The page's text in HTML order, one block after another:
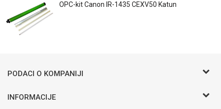
Trenutno nema komentara
OPC-kit Canon IR-1435 CEXV50 Katun
PODACI O KOMPANIJI
BIRO COMMERCE D.O.O
INFORMACIJE